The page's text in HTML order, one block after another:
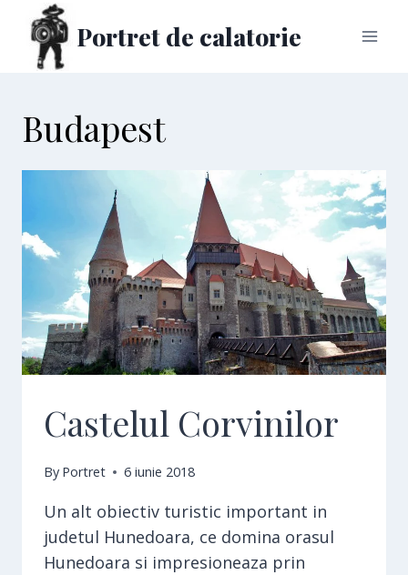
content
Portret de calatorie
Budapest
Castelul Corvinilor
By Portret 6 iunie 2018
Un alt obiectiv turistic important in
judetul Hunedoara, ce domina orasul
Hunedoara si impresioneaza prin